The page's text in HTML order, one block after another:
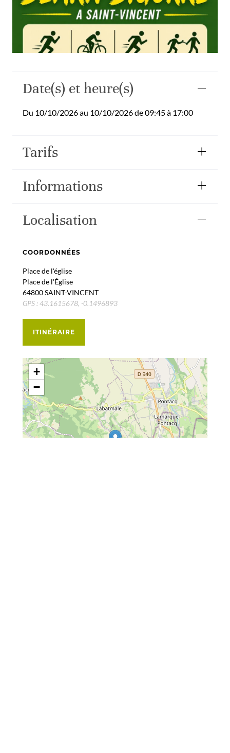
Date(s) et heure(s)
Du 10/10/2026 au 10/10/2026 de 09:45 à 17:00
Tarifs
Informations
Localisation
COORDONNÉES
Place de l'église
Place de l'Église
64800 SAINT-VINCENT
GPS : 43.1615678, -0.1496893
ITINÉRAIRE
+
−